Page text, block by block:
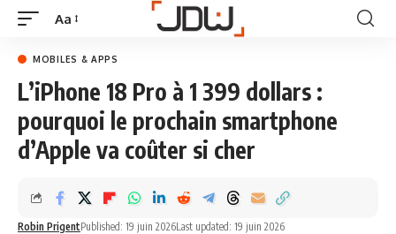
Aa
MOBILES & APPS
L’iPhone 18 Pro à 1 399 dollars :
pourquoi le prochain smartphone
d’Apple va coûter si cher
Robin PrigentPublished: 19 juin 2026Last updated: 19 juin 2026